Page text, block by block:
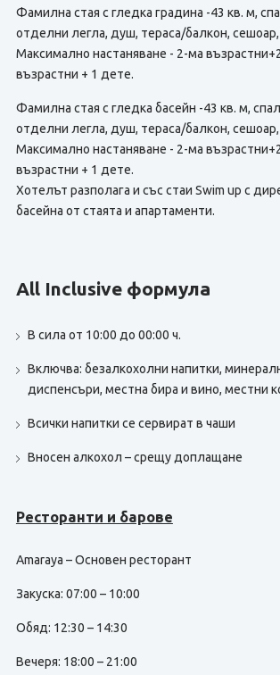
Фамилна стая с гледка градина -43 кв. м,
отделни легла, душ, тераса/балкон,
Максимално настаняване - 2-ма
възрастни + 1 дете.
Фамилна стая с гледка басейн -43 кв. м,
отделни легла, душ, тераса/балкон,
Максимално настаняване - 2-ма
възрастни + 1 дете.
Хотелът разполага и със стаи Swim up с
басейна от стаята и апартаменти.
All Inclusive формула
В сила от 10:00 до 00:00 ч.
Включва: безалкохолни напитки,
диспенсъри, местна бира и вино, местни
Всички напитки се сервират в чаши
Вносен алкохол – срещу доплащане
Ресторанти и барове
Amaraya – Основен ресторант
Закуска: 07:00 – 10:00
Обяд: 12:30 – 14:30
Вечеря: 18:00 – 21:00